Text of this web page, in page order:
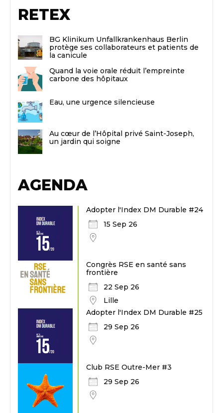
RETEX
BG Klinikum Unfallkrankenhaus Berlin
protège ses collaborateurs et patients de
la canicule
Quand la voie orale réduit l’empreinte
carbone des hôpitaux
Eau, une urgence silencieuse
Au cœur de l’Hôpital privé Saint-Joseph,
un jardin qui soigne
AGENDA
Adopter l'Index DM Durable #24
15 Sep 26
Congrès RSE en santé sans
frontière
22 Sep 26
Lille
Adopter l'Index DM Durable #25
29 Sep 26
Club RSE Outre-Mer #3
29 Sep 26